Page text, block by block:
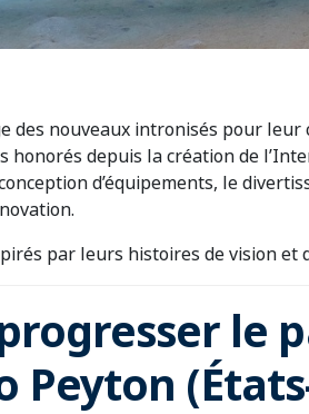
des nouveaux intronisés pour
depuis la création de
d’équipements, le
par leurs histoires de vision et
le
Peyton